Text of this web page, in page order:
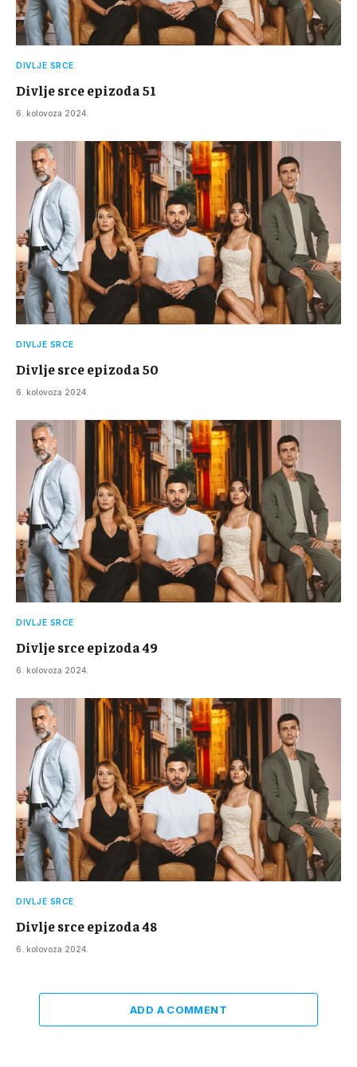
DIVLJE SRCE
Divlje srce epizoda 51
6. kolovoza 2024.
DIVLJE SRCE
Divlje srce epizoda 50
6. kolovoza 2024.
DIVLJE SRCE
Divlje srce epizoda 49
6. kolovoza 2024.
DIVLJE SRCE
Divlje srce epizoda 48
6. kolovoza 2024.
ADD A COMMENT